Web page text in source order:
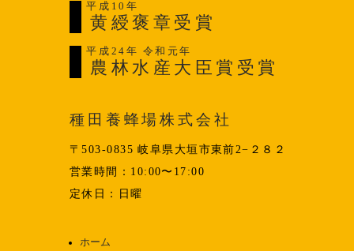
平成10年
黄綬褒章受賞
平成24年 令和元年
農林水産大臣賞受賞
種田養蜂場株式会社
〒503-0835 岐阜県大垣市東前2−２８２
営業時間：10:00〜17:00
定休日：日曜
ホーム